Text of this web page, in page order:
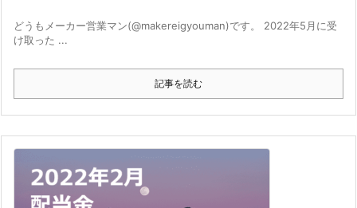
どうもメーカー営業マン(@makereigyouman)です。 2022年5月に受
け取った ...
記事を読む